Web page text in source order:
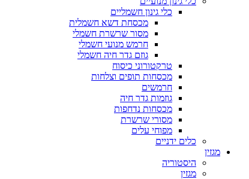
כלי גינון חשמליים
מכסחת דשא חשמלית
מסור שרשרת חשמלי
חרמש מנועי חשמלי
גוזם גדר חיה חשמלי
טרקטורוני כיסוח
מכסחות תופים וצלחות
חרמשים
גוזמות גדר חיה
מכסחות נדחפות
מסורי שרשרת
מפוחי עלים
כלים ידניים
מגזין
היסטוריה
מגזין